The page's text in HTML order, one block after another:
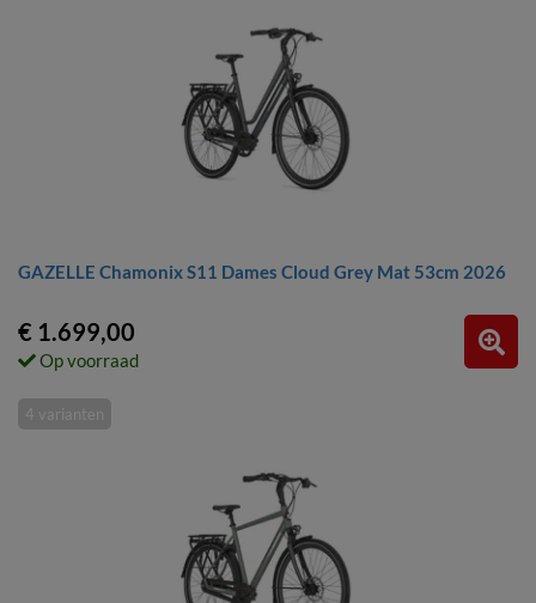
GAZELLE Chamonix S11 Dames Cloud Grey Mat 53cm 2026
€ 1.699,00
Op voorraad
4 varianten